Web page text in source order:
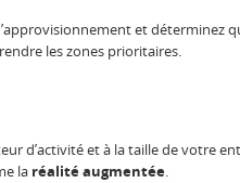
et déterminez
les zones prioritaires.
d’activité et à la taille de votre
la réalité augmentée.